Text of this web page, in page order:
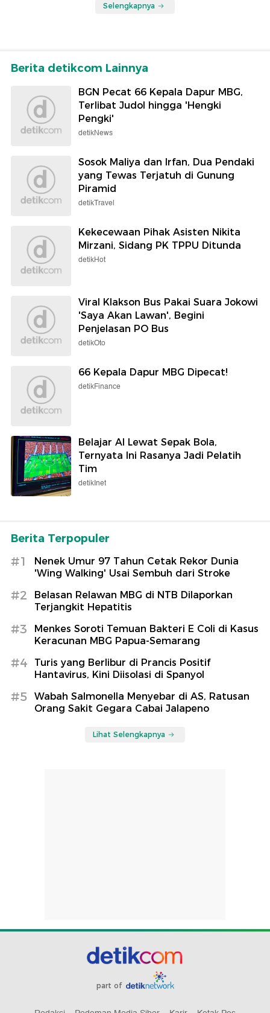
Selengkapnya
Berita detikcom Lainnya
BGN Pecat 66 Kepala Dapur MBG,
Terlibat Judol hingga 'Hengki
Pengki'
detikNews
Sosok Maliya dan Irfan, Dua Pendaki
yang Tewas Terjatuh di Gunung
Piramid
detikTravel
Kekecewaan Pihak Asisten Nikita
Mirzani, Sidang PK TPPU Ditunda
detikHot
Viral Klakson Bus Pakai Suara Jokowi
'Saya Akan Lawan', Begini
Penjelasan PO Bus
detikOto
66 Kepala Dapur MBG Dipecat!
detikFinance
Belajar AI Lewat Sepak Bola,
Ternyata Ini Rasanya Jadi Pelatih
Tim
detikInet
Berita Terpopuler
#1
Nenek Umur 97 Tahun Cetak Rekor Dunia
'Wing Walking' Usai Sembuh dari Stroke
#2
Belasan Relawan MBG di NTB Dilaporkan
Terjangkit Hepatitis
#3
Menkes Soroti Temuan Bakteri E Coli di Kasus
Keracunan MBG Papua-Semarang
#4
Turis yang Berlibur di Prancis Positif
Hantavirus, Kini Diisolasi di Spanyol
#5
Wabah Salmonella Menyebar di AS, Ratusan
Orang Sakit Gegara Cabai Jalapeno
Lihat Selengkapnya
part of